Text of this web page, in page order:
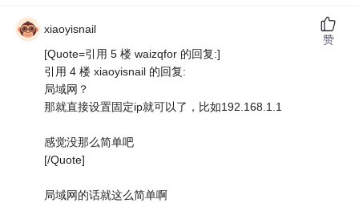
xiaoyisnail
[Quote=引用 5 楼 waizqfor 的回复:]
引用 4 楼 xiaoyisnail 的回复:
局域网？
那就直接设置固定ip就可以了，比如192.168.1.1
感觉没那么简单吧
[/Quote]
局域网的话就这么简单啊
赞